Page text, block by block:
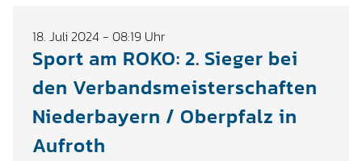
18. Juli 2024 - 08:19 Uhr
Sport am ROKO: 2. Sieger bei
den Verbandsmeisterschaften
Niederbayern / Oberpfalz in
Aufroth